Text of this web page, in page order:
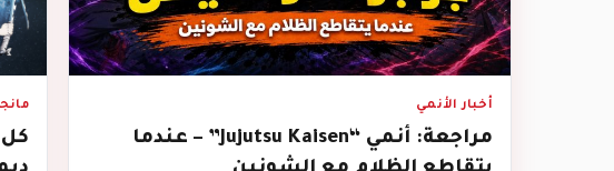
أخبار الأنمي
مراجعة: أنمي “Jujutsu Kaisen” – عندما
كل